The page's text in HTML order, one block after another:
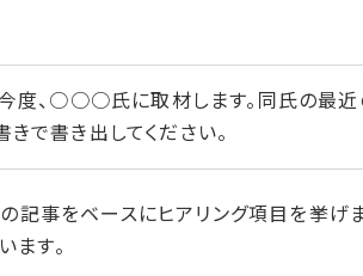
度、○○○氏に取材します。同氏の最近
で書き出してください。
事をベースにヒアリング項目を挙げ
ます。